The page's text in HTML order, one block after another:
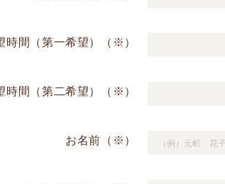
時間（第一希望）（※）
時間（第二希望）（※）
お名前（※）